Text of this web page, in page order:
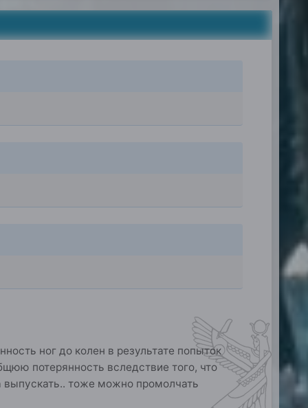
ног до колен в результате попыток
потерянность вследствие того, что
выпускать.. тоже можно промолчать